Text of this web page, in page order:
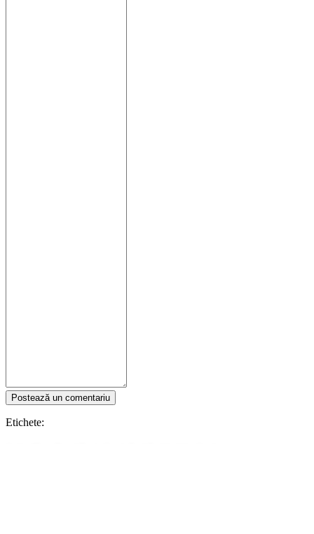
Postează un comentariu
Etichete: